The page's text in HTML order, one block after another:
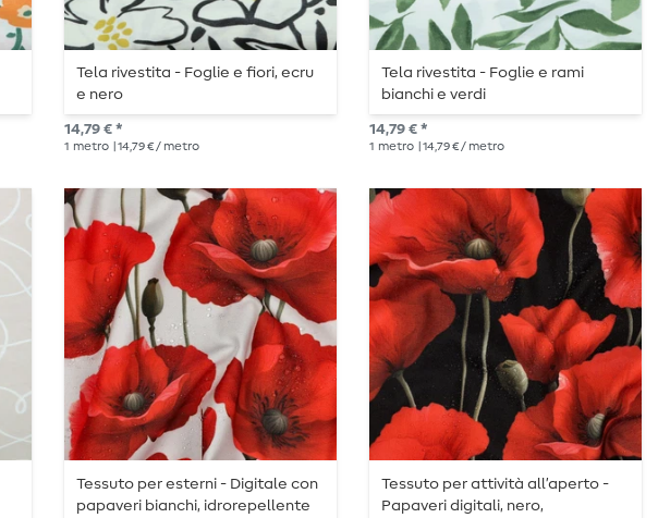
Tela rivestita - Foglie e fiori, ecru
e nero
14,79 € *
1 metro | 14,79 € / metro
Tela rivestita - Foglie e rami
bianchi e verdi
14,79 € *
1 metro | 14,79 € / metro
Tessuto per esterni - Digitale con
papaveri bianchi, idrorepellente
Tessuto per attività all’aperto -
Papaveri digitali, nero,